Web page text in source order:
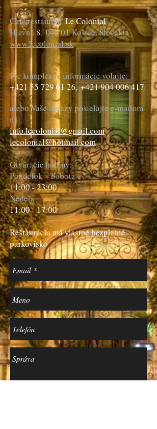
Cafe restaurantLe Colonial
Hlavná 8,040 01 Košice, Slovakia
www.lecolonial.sk
Pre komplexné informácie volajte:
+421 55 729 61 26,+421 904 006 417
alebo Vaše dotazy posielajte e-mailom
na:
info.lecolonial@gmail.com
lecolonial@hotmail.com
Otváracie hodiny:
Pondelok – Sobota
11:00 - 23:00
Nedeľa
11:00 - 17:00
Reštaurácia má vlastné bezplatné
parkovisko